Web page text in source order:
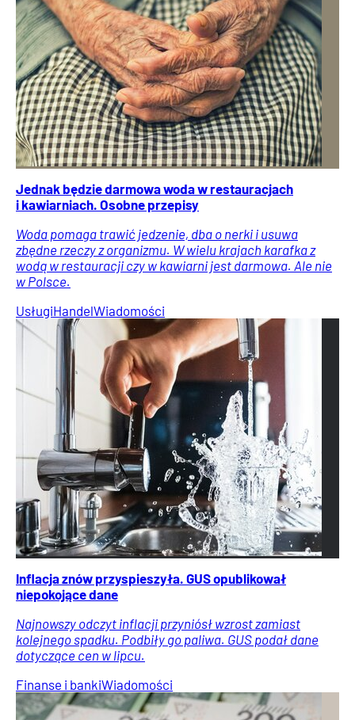
Jednak będzie darmowa woda w restauracjach
i kawiarniach. Osobne przepisy
Woda pomaga trawić jedzenie, dba o nerki i usuwa
zbędne rzeczy z organizmu. W wielu krajach karafka z
wodą w restauracji czy w kawiarni jest darmowa. Ale nie
w Polsce.
UsługiHandelWiadomości
Inflacja znów przyspieszyła. GUS opublikował
niepokojące dane
Najnowszy odczyt inflacji przyniósł wzrost zamiast
kolejnego spadku. Podbiły go paliwa. GUS podał dane
dotyczące cen w lipcu.
Finanse i bankiWiadomości